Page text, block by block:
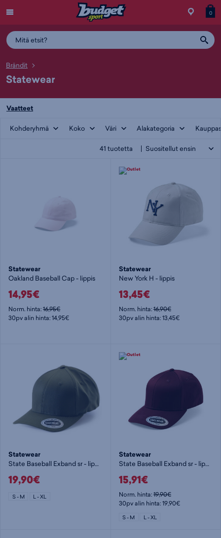
Siirry
0
Brändit
Statewear
Vaatteet
Kohderyhmä Koko Väri Alakategoria
41 tuotetta
Statewear
Oakland Baseball Cap - lippis
14,95€
Norm. hinta:16,95€
30pv alin hinta: 14,95€
Statewear
New York H - lippis
13,45€
Norm. hinta:16,90€
30pv alin hinta: 13,45€
Statewear
State Baseball Exband sr - lippis
19,90€
S - M L - XL
Statewear
State Baseball Exband sr - lippis
15,91€
Norm. hinta:19,90€
30pv alin hinta: 19,90€
S - M L - XL